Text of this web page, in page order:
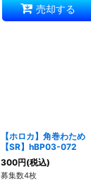
売却する
【ホロカ】角巻わため
【SR】hBP03-072
300円(税込)
募集数4枚